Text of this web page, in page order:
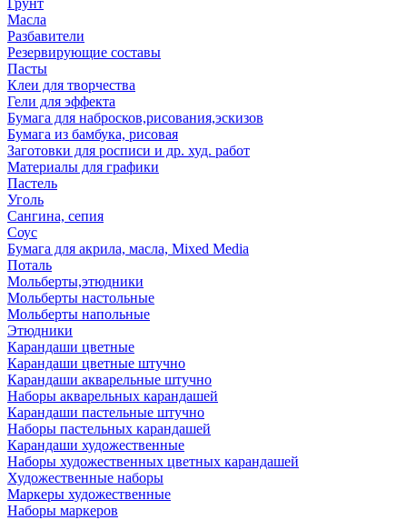
Грунт
Масла
Разбавители
Резервирующие составы
Пасты
Клеи для творчества
Гели для эффекта
Бумага для набросков,рисования,эскизов
Бумага из бамбука, рисовая
Заготовки для росписи и др. худ. работ
Материалы для графики
Пастель
Уголь
Сангина, сепия
Соус
Бумага для акрила, масла, Mixed Media
Поталь
Мольберты,этюдники
Мольберты настольные
Мольберты напольные
Этюдники
Карандаши цветные
Карандаши цветные штучно
Карандаши акварельные штучно
Наборы акварельных карандашей
Карандаши пастельные штучно
Наборы пастельных карандашей
Карандаши художественные
Наборы художественных цветных карандашей
Художественные наборы
Маркеры художественные
Наборы маркеров